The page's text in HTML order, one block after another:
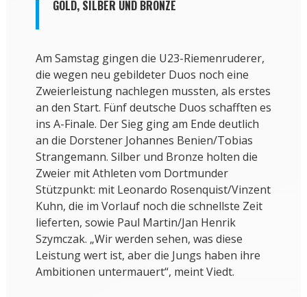
GOLD, SILBER UND BRONZE
Am Samstag gingen die U23-Riemenruderer,
die wegen neu gebildeter Duos noch eine
Zweierleistung nachlegen mussten, als erstes
an den Start. Fünf deutsche Duos schafften es
ins A-Finale. Der Sieg ging am Ende deutlich
an die Dorstener Johannes Benien/Tobias
Strangemann. Silber und Bronze holten die
Zweier mit Athleten vom Dortmunder
Stützpunkt: mit Leonardo Rosenquist/Vinzent
Kuhn, die im Vorlauf noch die schnellste Zeit
lieferten, sowie Paul Martin/Jan Henrik
Szymczak. „Wir werden sehen, was diese
Leistung wert ist, aber die Jungs haben ihre
Ambitionen untermauert“, meint Viedt.